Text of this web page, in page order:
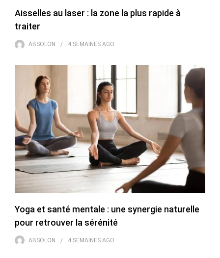
Aisselles au laser : la zone la plus rapide à
traiter
ABSOLON 4 SEMAINES AGO
Yoga et santé mentale : une synergie naturelle
pour retrouver la sérénité
ABSOLON 4 SEMAINES AGO